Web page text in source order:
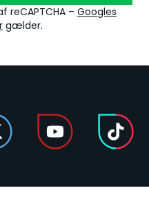
reCAPTCHA – Googles
gælder.